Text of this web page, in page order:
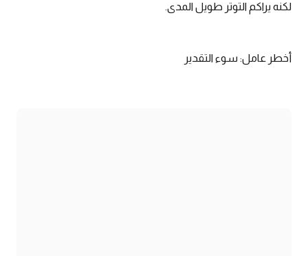
لكنه يراكم التوتر طويل المدى.
أخطر عامل: سوء التقدير